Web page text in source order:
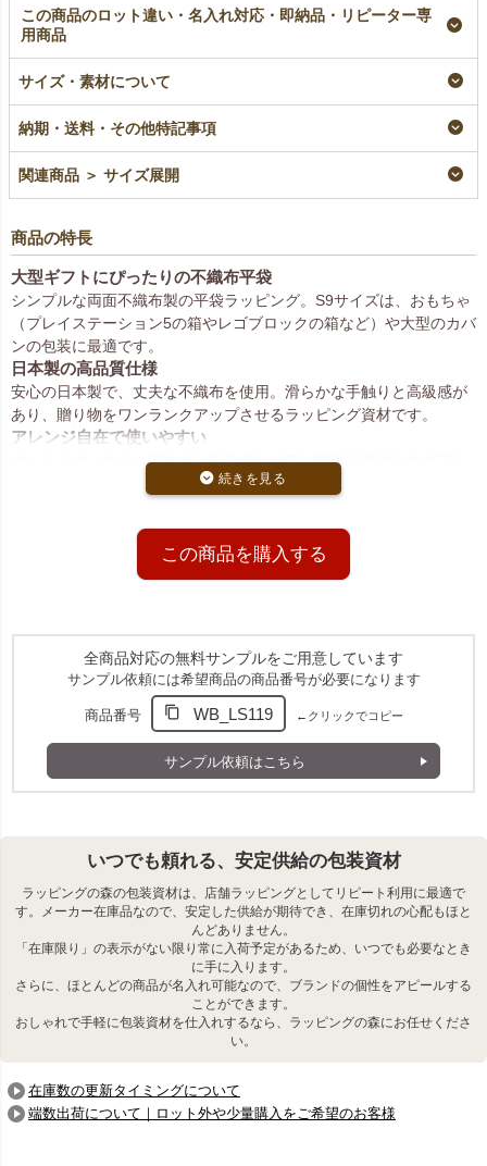
この商品のロット違い・名入れ対応・即納品・リピーター専
用商品
【名入れリピーター専
用】ソフトバッグベー
リピーター専用名入れ
¥33,000税込
ソフトバッグベーシッ
即納品
¥16,500税込
【小ロット】ソフトバ
小ロット
サイズ・素材について
納期・送料・その他特記事項
関連商品 ＞ サイズ展開
商品の特長
大型ギフトにぴったりの不織布平袋
シンプルな両面不織布製の平袋ラッピング。S9サイズは、おもちゃ
（プレイステーション5の箱やレゴブロックの箱など）や大型のカバ
ンの包装に最適です。
日本製の高品質仕様
安心の日本製で、丈夫な不織布を使用。滑らかな手触りと高級感が
あり、贈り物をワンランクアップさせるラッピング資材です。
アレンジ自在で使いやすい
カットリボンやループタイと組み合わせて、簡単に華やかなギフト
ラッピングが完成。シンプルだからこそ、様々なスタイルにアレン
落ち着いたカラーで上品な印象を演出。赤、紺、ダークブラウンの3
色をご用意しています。
関連キーワード：ラッピング,平袋,無地
この商品を購入する
全商品対応の無料サンプルをご用意しています
サンプル依頼には希望商品の商品番号が必要になります
商品番号 WB_LS119 ←クリックでコピー
サンプル依頼はこちら
いつでも頼れる、安定供給の包装資材
ラッピングの森の包装資材は、店舗ラッピングとしてリピート利用に最適で
す。メーカー在庫品なので、安定した供給が期待でき、在庫切れの心配もほと
んどありません。
「在庫限り」の表示がない限り常に入荷予定があるため、いつでも必要なとき
に手に入ります。
さらに、ほとんどの商品が名入れ可能なので、ブランドの個性をアピールする
ことができます。
おしゃれで手軽に包装資材を仕入れするなら、ラッピングの森にお任せくださ
い。
在庫数の更新タイミングについて
端数出荷について｜ロット外や少量購入をご希望のお客様